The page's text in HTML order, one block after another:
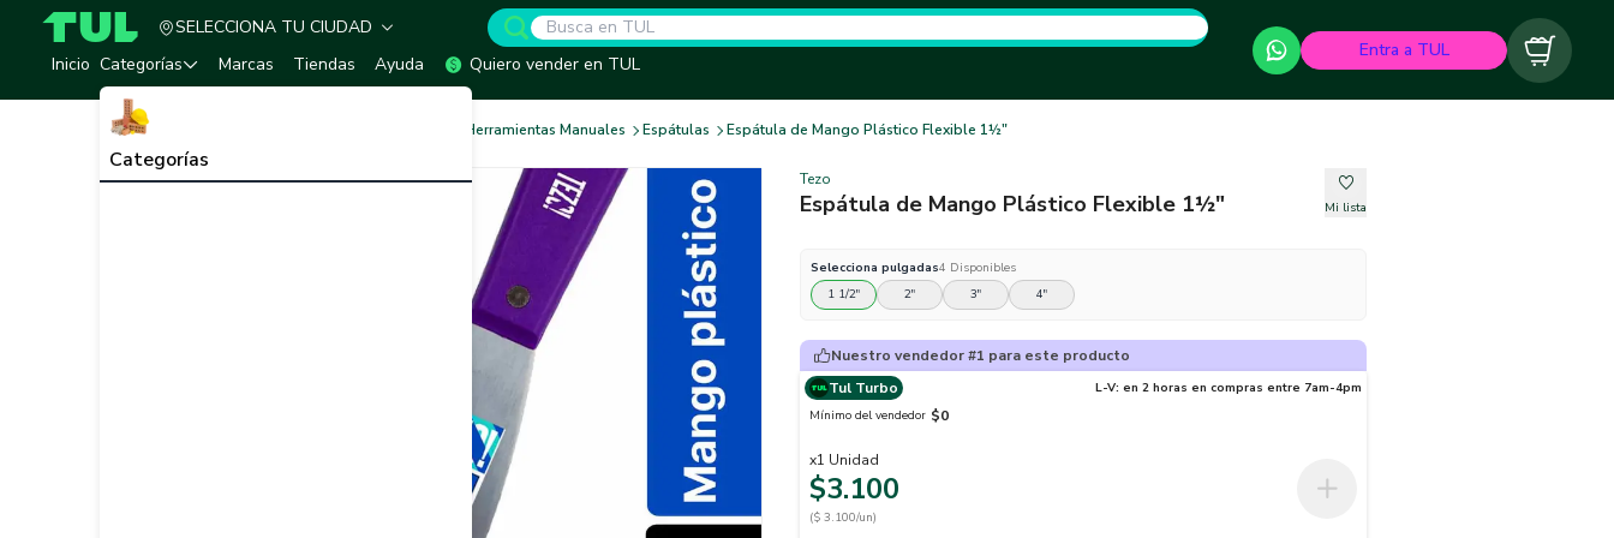
TUL - Tu Marketplace de Construcción
SELECCIONA TU CIUDAD
Inicio Categorías
Categorías
Marcas Tiendas Ayuda Quiero vender en TUL
Entra a TUL Carrito
Herramientas Manuales Espátulas Espátula de Mango Plástico Flexible 1½"
Tezo
Espátula de Mango Plástico Flexible 1½" Mi lista
Selecciona pulgadas4 Disponibles
1 1/2"
2" 3" 4"
Nuestro vendedor #1 para este producto
Tul Turbo
L-V: en 2 horas en compras entre 7am-4pm
Mínimo del vendedor $0
x1 Unidad
$3.100
($ 3.100/un)